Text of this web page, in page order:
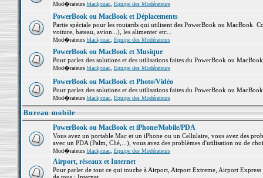
Mod�rateurs blackjmac, Equipe des Modérateurs
PowerBook ou MacBook et Déplacements
Partie spéciale pour les routards qui utilisent des PowerBook ou MacBook.
voiture, bateau, avion...), les alimenter etc...
Mod�rateurs blackjmac, Equipe des Modérateurs
PowerBook ou MacBook et Musique
Pour parlez des solutions et des utilisations faites du PowerBook ou
Mod�rateurs blackjmac, Equipe des Modérateurs
PowerBook ou MacBook et Photo/Vidéo
Pour parlez des solutions et des utilisations faites du PowerBook ou
Mod�rateurs blackjmac, Equipe des Modérateurs
Bureau mobile
PowerBook ou MacBook et iPhone/Mobile/PDA
Vous avez un portable Mac et un iPhone ou un Cellulaire, vous avez des
avec un PDA (Palm, Clié,...), vous avez des problèmes d'utilisation ou de
Mod�rateurs blackjmac, Equipe des Modérateurs
Airport, réseaux et Internet
Pour parler de tout ce qui touche à Airport, Airport Extreme, Airport